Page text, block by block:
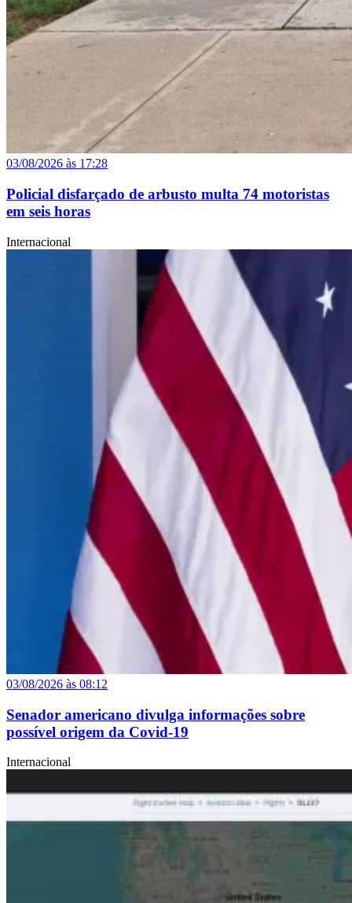
03/08/2026 às 17:28
Policial disfarçado de arbusto multa 74 motoristas
em seis horas
Internacional
03/08/2026 às 08:12
Senador americano divulga informações sobre
possível origem da Covid-19
Internacional